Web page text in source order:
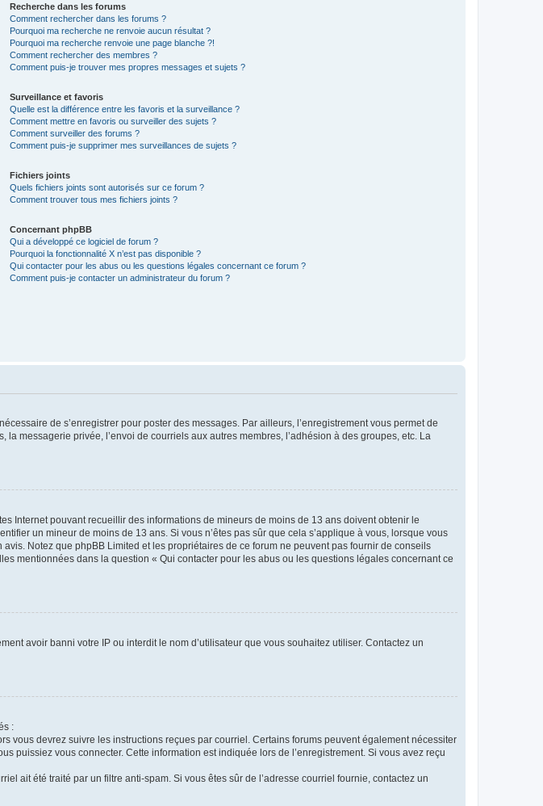
Recherche dans les forums
Comment rechercher dans les forums ?
Pourquoi ma recherche ne renvoie aucun résultat ?
Pourquoi ma recherche renvoie une page blanche ?!
Comment rechercher des membres ?
Comment puis-je trouver mes propres messages et sujets ?
Surveillance et favoris
Quelle est la différence entre les favoris et la surveillance ?
Comment mettre en favoris ou surveiller des sujets ?
Comment surveiller des forums ?
Comment puis-je supprimer mes surveillances de sujets ?
Fichiers joints
Quels fichiers joints sont autorisés sur ce forum ?
Comment trouver tous mes fichiers joints ?
Concernant phpBB
Qui a développé ce logiciel de forum ?
Pourquoi la fonctionnalité X n’est pas disponible ?
Qui contacter pour les abus ou les questions légales concernant ce forum ?
Comment puis-je contacter un administrateur du forum ?
de s’enregistrer pour poster des messages. Par ailleurs, l’enregistrement vous permet de
messagerie privée, l’envoi de courriels aux autres membres, l’adhésion à des groupes, etc. La
Internet pouvant recueillir des informations de mineurs de moins de 13 ans doivent obtenir le
un mineur de moins de 13 ans. Si vous n’êtes pas sûr que cela s’applique à vous, lorsque vous
Notez que phpBB Limited et les propriétaires de ce forum ne peuvent pas fournir de conseils
mentionnées dans la question « Qui contacter pour les abus ou les questions légales concernant ce
avoir banni votre IP ou interdit le nom d’utilisateur que vous souhaitez utiliser. Contactez un
:
vous devrez suivre les instructions reçues par courriel. Certains forums peuvent également nécessiter
puissiez vous connecter. Cette information est indiquée lors de l’enregistrement. Si vous avez reçu
ait été traité par un filtre anti-spam. Si vous êtes sûr de l’adresse courriel fournie, contactez un